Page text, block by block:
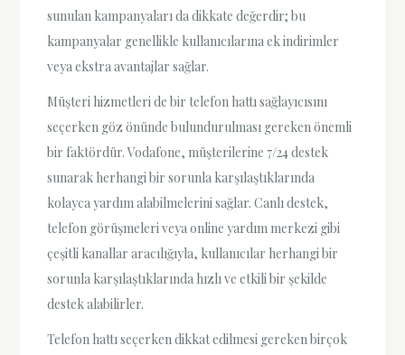
sunulan kampanyaları da dikkate değerdir; bu
kampanyalar genellikle kullanıcılarına ek indirimler
veya ekstra avantajlar sağlar.
Müşteri hizmetleri de bir telefon hattı sağlayıcısını
seçerken göz önünde bulundurulması gereken önemli
bir faktördür. Vodafone, müşterilerine 7/24 destek
sunarak herhangi bir sorunla karşılaştıklarında
kolayca yardım alabilmelerini sağlar. Canlı destek,
telefon görüşmeleri veya online yardım merkezi gibi
çeşitli kanallar aracılığıyla, kullanıcılar herhangi bir
sorunla karşılaştıklarında hızlı ve etkili bir şekilde
destek alabilirler.
Telefon hattı seçerken dikkat edilmesi gereken birçok